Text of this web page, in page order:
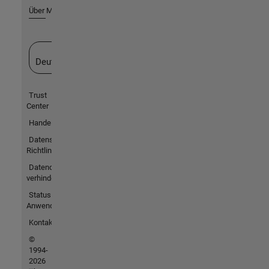
Über MathWorks
Deutschland
Trust
Center
Handelsmarken
Datenschutz-
Richtlinien
Datendiebstahl
verhindern
Status von
Anwendungen
Kontakt
©
1994-
2026